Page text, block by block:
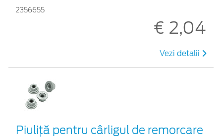
2356655
€ 2,04
Vezi detalii
Piuliță pentru cârligul de remorcare